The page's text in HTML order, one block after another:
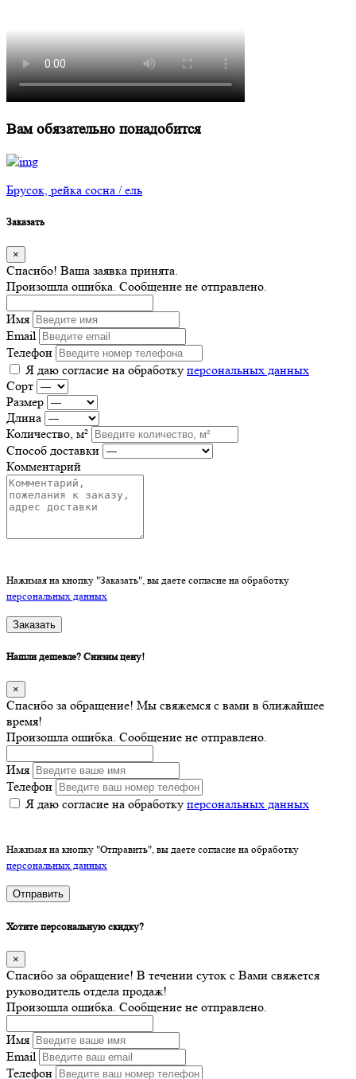
Вам обязательно понадобится
Брусок, рейка сосна / ель
Заказать
×
Спасибо! Ваша заявка принята.
Произошла ошибка. Сообщение не отправлено.
Имя
Email
Телефон
Я даю согласие на обработку персональных данных
Сорт
Размер
Длина
Количество, м²
Способ доставки
Комментарий
Нажимая на кнопку "Заказать", вы даете согласие на обработку
персональных данных
Заказать
Нашли дешевле? Снизим цену!
×
Спасибо за обращение! Мы свяжемся с вами в ближайшее
время!
Произошла ошибка. Сообщение не отправлено.
Имя
Телефон
Я даю согласие на обработку персональных данных
Нажимая на кнопку "Отправить", вы даете согласие на обработку
персональных данных
Отправить
Хотите персональную скидку?
×
Спасибо за обращение! В течении суток с Вами свяжется
руководитель отдела продаж!
Произошла ошибка. Сообщение не отправлено.
Имя
Email
Телефон